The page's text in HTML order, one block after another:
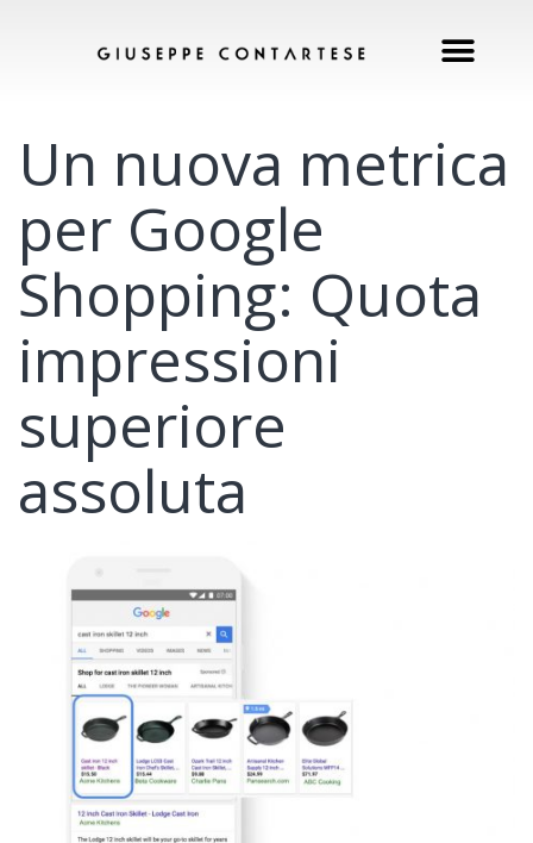
Un nuova metrica
per Google
Shopping: Quota
impressioni
superiore
assoluta